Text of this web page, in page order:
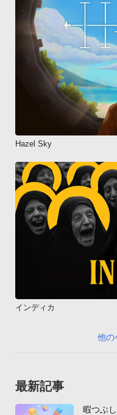
Hazel Sky
インディカ
他の
最新記事
暇つぶ